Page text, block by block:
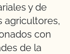
y de
agricultores,
con
de la